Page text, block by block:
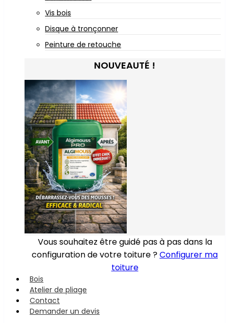
Vis bois
Disque à tronçonner
Peinture de retouche
NOUVEAUTÉ !
Vous souhaitez être guidé pas à pas dans la
configuration de votre toiture ?Configurer ma
toiture
Bois
Atelier de pliage
Contact
Demander un devis